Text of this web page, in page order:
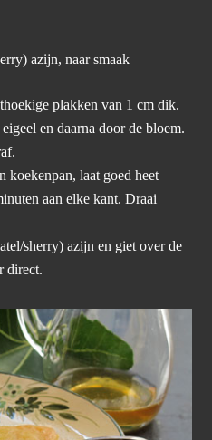
azijn, naar smaak
plakken van 1 cm dik.
en daarna door de bloem.
koekenpan, laat goed heet
aan elke kant. Draai
sherry) azijn en giet over de
direct.